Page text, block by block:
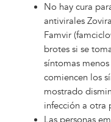
No hay cura
antivirales
Famvir
brotes si se
síntomas
comiencen los
mostrado
infección a otra